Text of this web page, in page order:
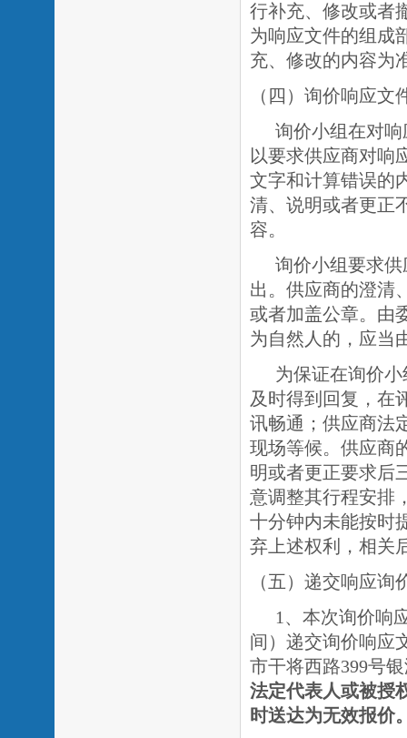
行补充、修改或者
为响应文件的组成
充、修改的内容为
（四）询价响应文
询价小组在对
以要求供应商对响
文字和计算错误的
清、说明或者更正
容。
询价小组要求
出。供应商的澄清
或者加盖公章。由
为自然人的，应当
为保证在询价
及时得到回复，在
讯畅通；供应商法
现场等候。供应商
明或者更正要求后
意调整其行程安排
十分钟内未能按时
弃上述权利，相关
（五）递交响应
1、本次询价响
间）递交询价响应
市干将西路399号
法定代表人或被授
时送达为无效报价